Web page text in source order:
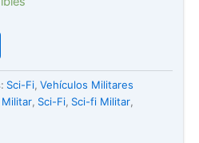
Sci-Fi,Vehículos Militares
Militar, Sci-Fi, Sci-fi Militar,